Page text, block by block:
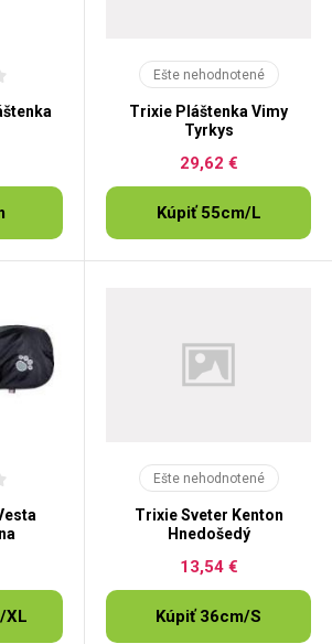
Ešte nehodnotené
Trixie Pláštenka Vimy
Tyrkys
29,62 €
Kúpiť 55cm/L
XL
Ešte nehodnotené
Trixie Sveter Kenton
Hnedošedý
13,54 €
Kúpiť 36cm/S